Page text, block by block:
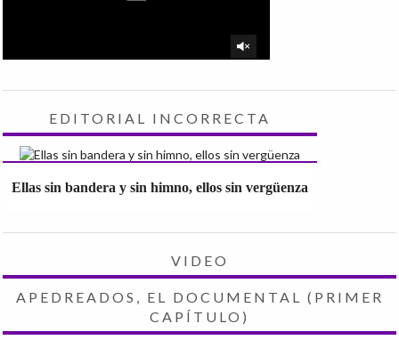
EDITORIAL INCORRECTA
Ellas sin bandera y sin himno, ellos sin vergüenza
VIDEO
APEDREADOS, EL DOCUMENTAL (PRIMER
CAPÍTULO)